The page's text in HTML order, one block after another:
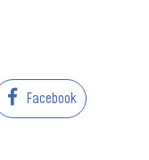
Facebook